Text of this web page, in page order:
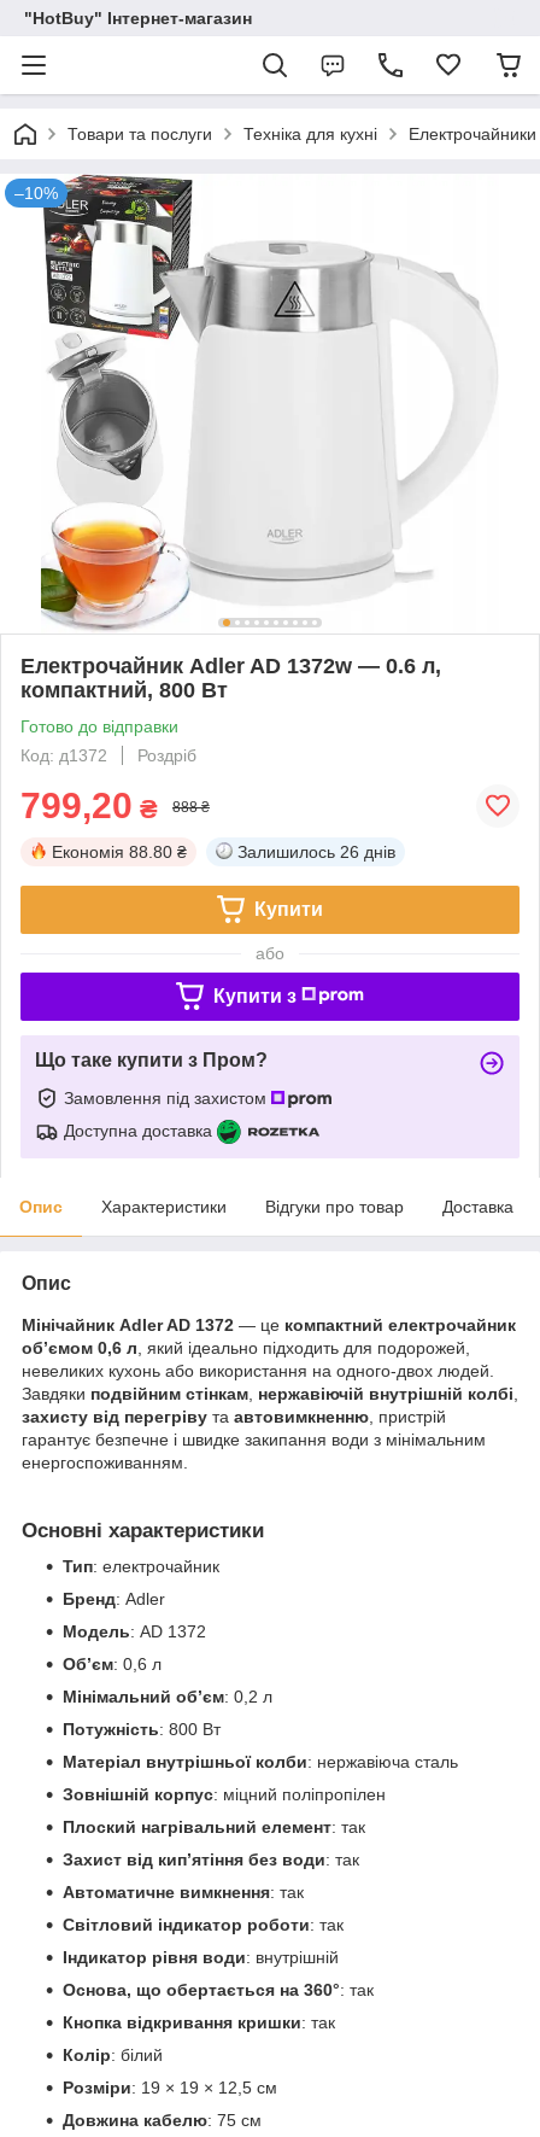
"HotBuy" Інтернет-магазин
Товари та послуги Техніка для кухні Електрочайники
–10%
Електрочайник Adler AD 1372w — 0.6 л,
компактний, 800 Вт
Готово до відправки
Код: д1372
Роздріб
799,20 ₴ 888 ₴
Економія 88.80 ₴ Залишилось 26 днів
Купити
або
Купити з
Що таке купити з Пром?
Замовлення під захистом
Доступна доставка
Опис Характеристики Відгуки про товар Доставка
Опис
Мінічайник Adler AD 1372 — це компактний електрочайник
об’ємом 0,6 л , який ідеально підходить для подорожей,
невеликих кухонь або використання на одного-двох людей.
Завдяки подвійним стінкам нержавіючій внутрішній колбі
захисту від перегріву та автовимкненню , пристрій
гарантує безпечне і швидке закипання води з мінімальним
енергоспоживанням.
Основні характеристики
Тип: електрочайник
Бренд: Adler
Модель: AD 1372
Обʼєм: 0,6 л
Мінімальний об’єм: 0,2 л
Потужність: 800 Вт
Матеріал внутрішньої колби: нержавіюча сталь
Зовнішній корпус: міцний поліпропілен
Плоский нагрівальний елемент: так
Захист від кип’ятіння без води: так
Автоматичне вимкнення: так
Світловий індикатор роботи: так
Індикатор рівня води: внутрішній
Основа, що обертається на 360°: так
Кнопка відкривання кришки: так
Колір: білий
Розміри: 19 × 19 × 12,5 см
Довжина кабелю: 75 см